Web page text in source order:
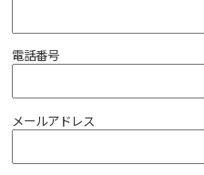
当社は、提供をいただいた、な
理の下で安全に蓄積、保管し、
ずるとともに、万一の発生時に
す。
電話番号
メールアドレス